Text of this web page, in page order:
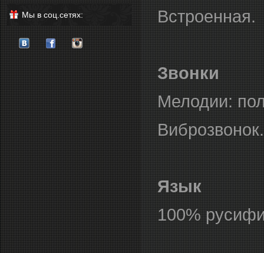
Мы в соц.сетях:
Встроенная.
Звонки
Мелодии:
Виброзвонок.
Язык
100%